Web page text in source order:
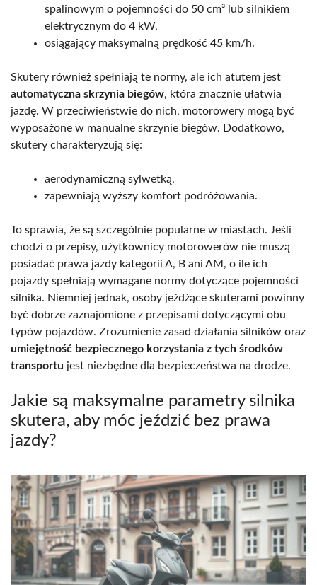
spalinowym o pojemności do 50 cm³ lub silnikiem
elektrycznym do 4 kW,
osiągający maksymalną prędkość 45 km/h.
Skutery również spełniają te normy, ale ich atutem jest
automatyczna skrzynia biegów, która znacznie ułatwia
jazdę. W przeciwieństwie do nich, motorowery mogą być
wyposażone w manualne skrzynie biegów. Dodatkowo,
skutery charakteryzują się:
aerodynamiczną sylwetką,
zapewniają wyższy komfort podróżowania.
To sprawia, że są szczególnie popularne w miastach. Jeśli
chodzi o przepisy, użytkownicy motorowerów nie muszą
posiadać prawa jazdy kategorii A, B ani AM, o ile ich
pojazdy spełniają wymagane normy dotyczące pojemności
silnika. Niemniej jednak, osoby jeżdżące skuterami powinny
być dobrze zaznajomione z przepisami dotyczącymi obu
typów pojazdów. Zrozumienie zasad działania silników oraz
umiejętność bezpiecznego korzystania z tych środków
transportu jest niezbędne dla bezpieczeństwa na drodze.
Jakie są maksymalne parametry silnika
skutera, aby móc jeździć bez prawa
jazdy?